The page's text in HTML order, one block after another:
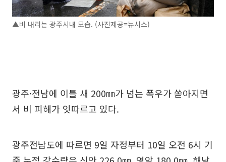
▲비 내리는 광주시내 모습. (사진제공=뉴시스)
광주·전남에 이틀 새 200㎜가 넘는 폭우가 쏟아지면
서 비 피해가 잇따르고 있다.
광주전남도에 따르면 9일 자정부터 10일 오전 6시 기